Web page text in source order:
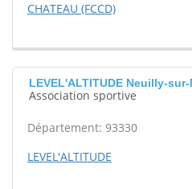
CHATEAU (FCCD)
LEVEL'ALTITUDE Neuilly-
Association sportive
Département: 93330
LEVEL'ALTITUDE